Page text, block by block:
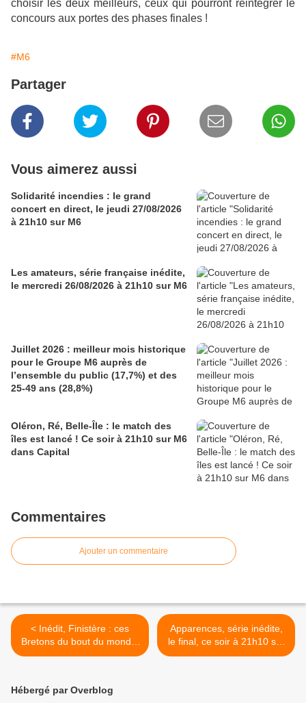
choisir les deux meilleurs, ceux qui pourront réintégrer le
concours aux portes des phases finales !
#M6
Partager
Vous aimerez aussi
Solidarité incendies : le grand
concert en direct, le jeudi 27/08/2026
à 21h10 sur M6
Les amateurs, série française inédite,
le mercredi 26/08/2026 à 21h10 sur M6
Juillet 2026 : meilleur mois historique
pour le Groupe M6 auprès de
l’ensemble du public (17,7%) et des
25-49 ans (28,8%)
Oléron, Ré, Belle-Île : le match des
îles est lancé ! Ce soir à 21h10 sur M6
dans Capital
Commentaires
Ajouter un commentaire
< Inédit, Finistère : ces
Bretons du bout du monde,
le mercredi 01/04/2026 à
Apparences, série inédite,
le final, ce soir à 21h10 sur
France 2 >
Hébergé par Overblog